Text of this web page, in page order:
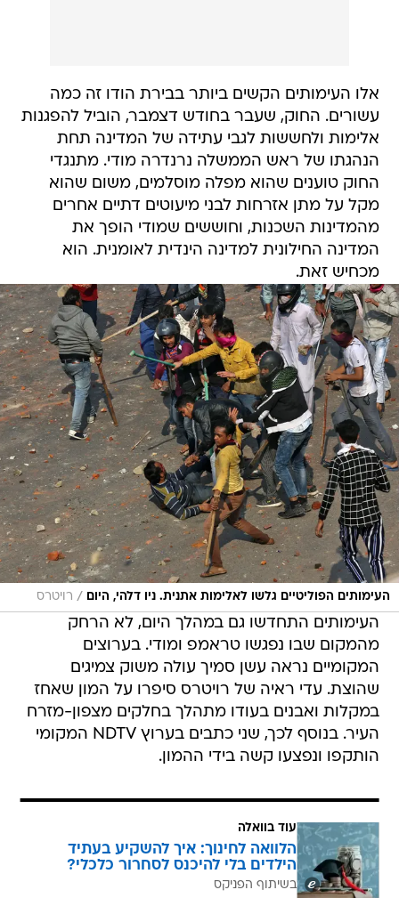
אלו העימותים הקשים ביותר בבירת הודו זה כמה
עשורים. החוק, שעבר בחודש דצמבר, הוביל להפגנות
אלימות ולחששות לגבי עתידה של המדינה תחת
הנהגתו של ראש הממשלה נרנדרה מודי. מתנגדי
החוק טוענים שהוא מפלה מוסלמים, משום שהוא
מקל על מתן אזרחות לבני מיעוטים דתיים אחרים
מהמדינות השכנות, וחוששים שמודי הופך את
המדינה החילונית למדינה הינדית לאומנית. הוא
מכחיש זאת.
העימותים הפוליטיים גלשו לאלימות אתנית. ניו דלהי, היום / רויטרס
העימותים התחדשו גם במהלך היום, לא הרחק
מהמקום שבו נפגשו טראמפ ומודי. בערוצים
המקומיים נראה עשן סמיך עולה משוק צמיגים
שהוצת. עדי ראיה של רויטרס סיפרו על המון שאחז
במקלות ואבנים בעודו מתהלך בחלקים מצפון-מזרח
העיר. בנוסף לכך, שני כתבים בערוץ NDTV המקומי
הותקפו ונפצעו קשה בידי ההמון.
עוד בוואלה
הלוואה לחינוך: איך להשקיע בעתיד
הילדים בלי להיכנס לסחרור כלכלי?
בשיתוף הפניקס